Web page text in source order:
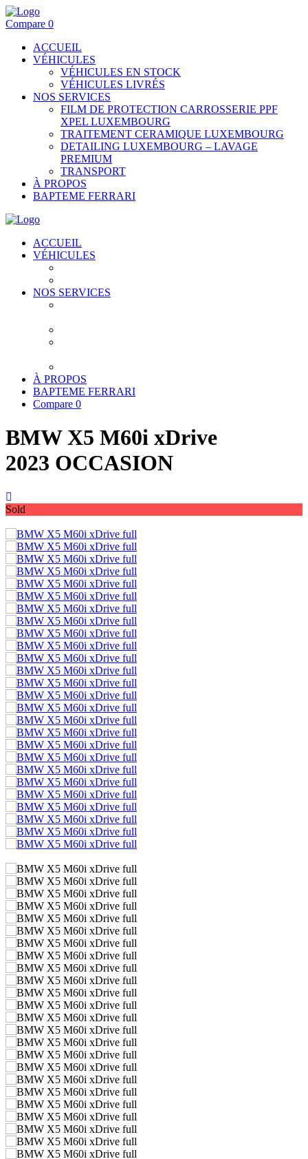
Compare 0
ACCUEIL
VÉHICULES
VÉHICULES EN STOCK
VÉHICULES LIVRÉS
NOS SERVICES
FILM DE PROTECTION CARROSSERIE PPF
XPEL LUXEMBOURG
TRAITEMENT CERAMIQUE LUXEMBOURG
DETAILING LUXEMBOURG – LAVAGE
PREMIUM
TRANSPORT
À PROPOS
BAPTEME FERRARI
ACCUEIL
VÉHICULES
NOS SERVICES
À PROPOS
BAPTEME FERRARI
Compare 0
BMW X5 M60i xDrive
2023 OCCASION
Sold